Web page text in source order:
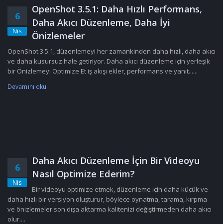
6
Nis
OpenShot 3.5.1: Daha Hızlı Performans,
Daha Akıcı Düzenleme, Daha İyi
Önizlemeler
OpenShot 3.5.1, düzenlemeyi her zamankinden daha hızlı, daha akıcı
ve daha kusursuz hale getiriyor. Daha akıcı düzenleme için yerleşik
bir Önizlemeyi Optimize Et iş akışı ekler, performans ve yanıt......
Devamını oku
6
Nis
Daha Akıcı Düzenleme İçin Bir Videoyu
Nasıl Optimize Ederim?
Bir videoyu optimize etmek, düzenleme için daha küçük ve
daha hızlı bir versiyon oluşturur, böylece oynatma, tarama, kırpma
ve önizlemeler son dışa aktarma kalitenizi değiştirmeden daha akıcı
olur....